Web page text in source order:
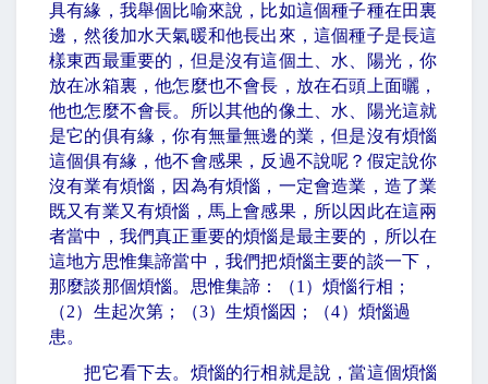
具有緣，我舉個比喻來說，比如這個種子種在田裏
邊，然後加水天氣暖和他長出來，這個種子是長這
樣東西最重要的，但是沒有這個土、水、陽光，你
放在冰箱裏，他怎麼也不會長，放在石頭上面曬，
他也怎麼不會長。所以其他的像土、水、陽光這就
是它的俱有緣，你有無量無邊的業，但是沒有煩惱
這個俱有緣，他不會感果，反過不說呢？假定說你
沒有業有煩惱，因為有煩惱，一定會造業，造了業
既又有業又有煩惱，馬上會感果，所以因此在這兩
者當中，我們真正重要的煩惱是最主要的，所以在
這地方思惟集諦當中，我們把煩惱主要的談一下，
那麼談那個煩惱。思惟集諦：（1 ）煩惱行相；
（2）生起次第；（3）生煩惱因；（4）煩惱過
患。
把它看下去。煩惱的行相就是說，當這個煩惱